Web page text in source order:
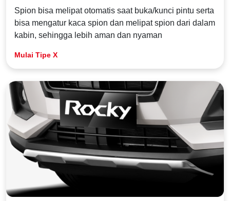
Spion bisa melipat otomatis saat buka/kunci pintu serta
bisa mengatur kaca spion dan melipat spion dari dalam
kabin, sehingga lebih aman dan nyaman
Mulai Tipe X